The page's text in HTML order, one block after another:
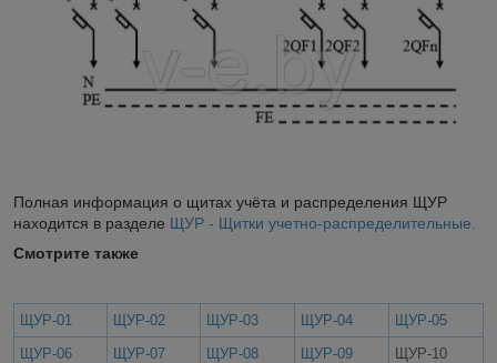
Полная информация о щитах учёта и распределения ЩУР
находится в разделе ЩУР - Щитки учетно-распределительные.
Смотрите также
ЩУР-01 ЩУР-02 ЩУР-03 ЩУР-04
ЩУР-05
ЩУР-06
ЩУР-07 ЩУР-08 ЩУР-09
ЩУР-10